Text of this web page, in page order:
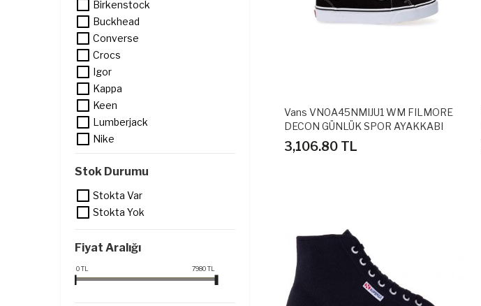
Birkenstock
Buckhead
Converse
Crocs
Igor
Kappa
Keen
Lumberjack
Nike
Puma
Skechers
Superga
Stok Durumu
Stokta Var
Stokta Yok
Fiyat Aralığı
0TL 7980TL
Vans VN0A45NMIJU1 WM FILMORE
DECON GÜNLÜK SPOR AYAKKABI
3,106.80 TL